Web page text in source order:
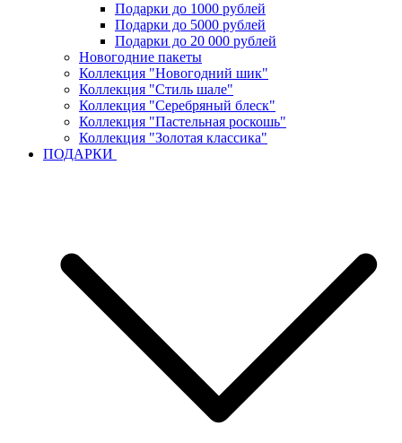
Подарки до 1000 рублей
Подарки до 5000 рублей
Подарки до 20 000 рублей
Новогодние пакеты
Коллекция "Новогодний шик"
Коллекция "Стиль шале"
Коллекция "Серебряный блеск"
Коллекция "Пастельная роскошь"
Коллекция "Золотая классика"
ПОДАРКИ